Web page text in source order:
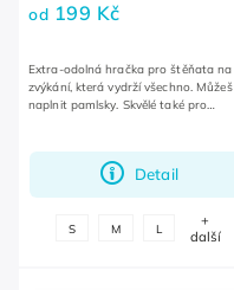
od 199 Kč
Detail
Extra-odolná hračka pro štěňata na
zvýkání, která vydrží všechno. Můžeš
naplnit pamlsky. Skvělé také pro
S M L
+
další